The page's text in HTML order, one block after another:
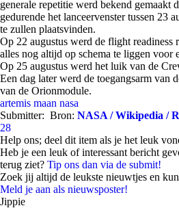
generale repetitie werd bekend gemaakt
gedurende het lanceervenster tussen 23
te zullen plaatsvinden.
Op 22 augustus werd de flight readiness
alles nog altijd op schema te liggen voor
Op 25 augustus werd het luik van de
Een dag later werd de toegangsarm van
van de Orionmodule.
artemis maan nasa
Submitter: Bron: NASA / Wikipedia /
28
Help ons; deel dit item als je het leuk
Heb je een leuk of interessant bericht
terug ziet? Tip ons dan via de submit!
Zoek jij altijd de leukste nieuwtjes en
Meld je aan als nieuwsposter!
Jippie